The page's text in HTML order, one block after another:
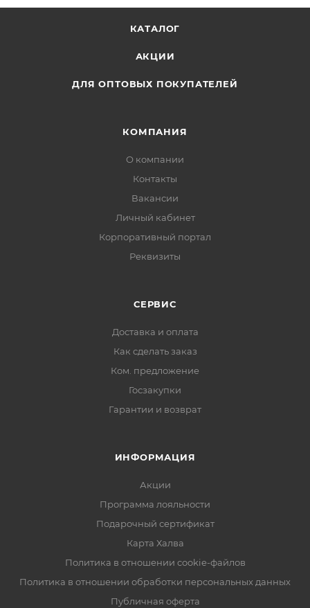
КАТАЛОГ
АКЦИИ
ДЛЯ ОПТОВЫХ ПОКУПАТЕЛЕЙ
КОМПАНИЯ
О компании
Контакты
Вакансии
Личный кабинет
Корпоративный портал
Реквизиты
СЕРВИС
Доставка и оплата
Как сделать заказ
Ком. предложение
Госзакупки
Гарантии и возврат
ИНФОРМАЦИЯ
Акции
Программа лояльности
Подарочный сертификат
Карта Халва
Политика в отношении cookie-файлов
Политика в отношении обработки персональных данных
Публичная оферта